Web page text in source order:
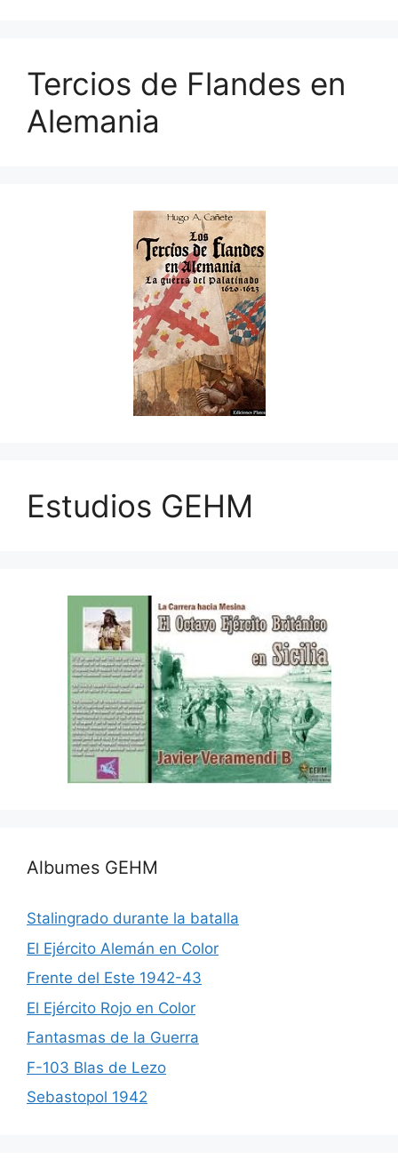
Tercios de Flandes en
Alemania
Estudios GEHM
Albumes GEHM
Stalingrado durante la batalla
El Ejército Alemán en Color
Frente del Este 1942-43
El Ejército Rojo en Color
Fantasmas de la Guerra
F-103 Blas de Lezo
Sebastopol 1942